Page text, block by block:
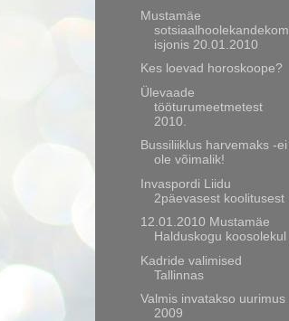
Mustamäe
sotsiaalhoolekandekom
isjonis 20.01.2010
Kes loevad horoskoope?
Ülevaade
tööturumeetmetest
2010.
Bussiliiklus harvemaks -ei
ole võimalik!
Invaspordi Liidu
2päevasest koolitusest
12.01.2010 Mustamäe
Halduskogu koosolekul
Kadride valimised
Tallinnas
Valmis invatakso uurimus
2009